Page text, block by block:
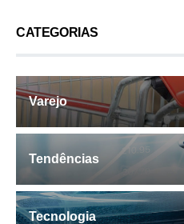
CATEGORIAS
Varejo
Tendências
Tecnologia